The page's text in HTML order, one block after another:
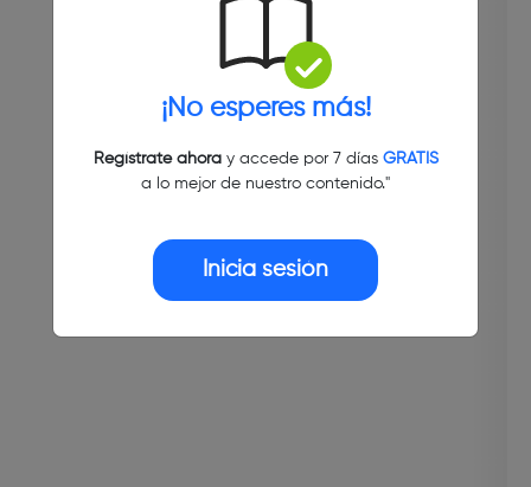
¡No esperes más!
Regístrate ahoray accede por 7 días GRATIS
a lo mejor de nuestro contenido."
Inicia sesión